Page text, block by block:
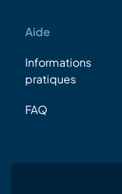
Aide
Informations
pratiques
FAQ